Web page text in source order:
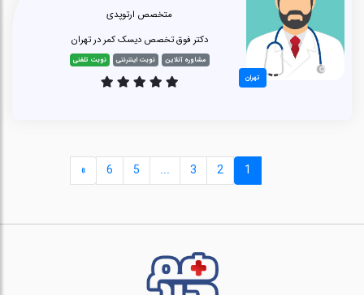
تهران
متخصص ارتوپدی
دکتر فوق تخصص دیسک کمر در تهران
مشاوره آنلاین نوبت اینترنتی نوبت تلفنی
1
2
3
...
5
6
»